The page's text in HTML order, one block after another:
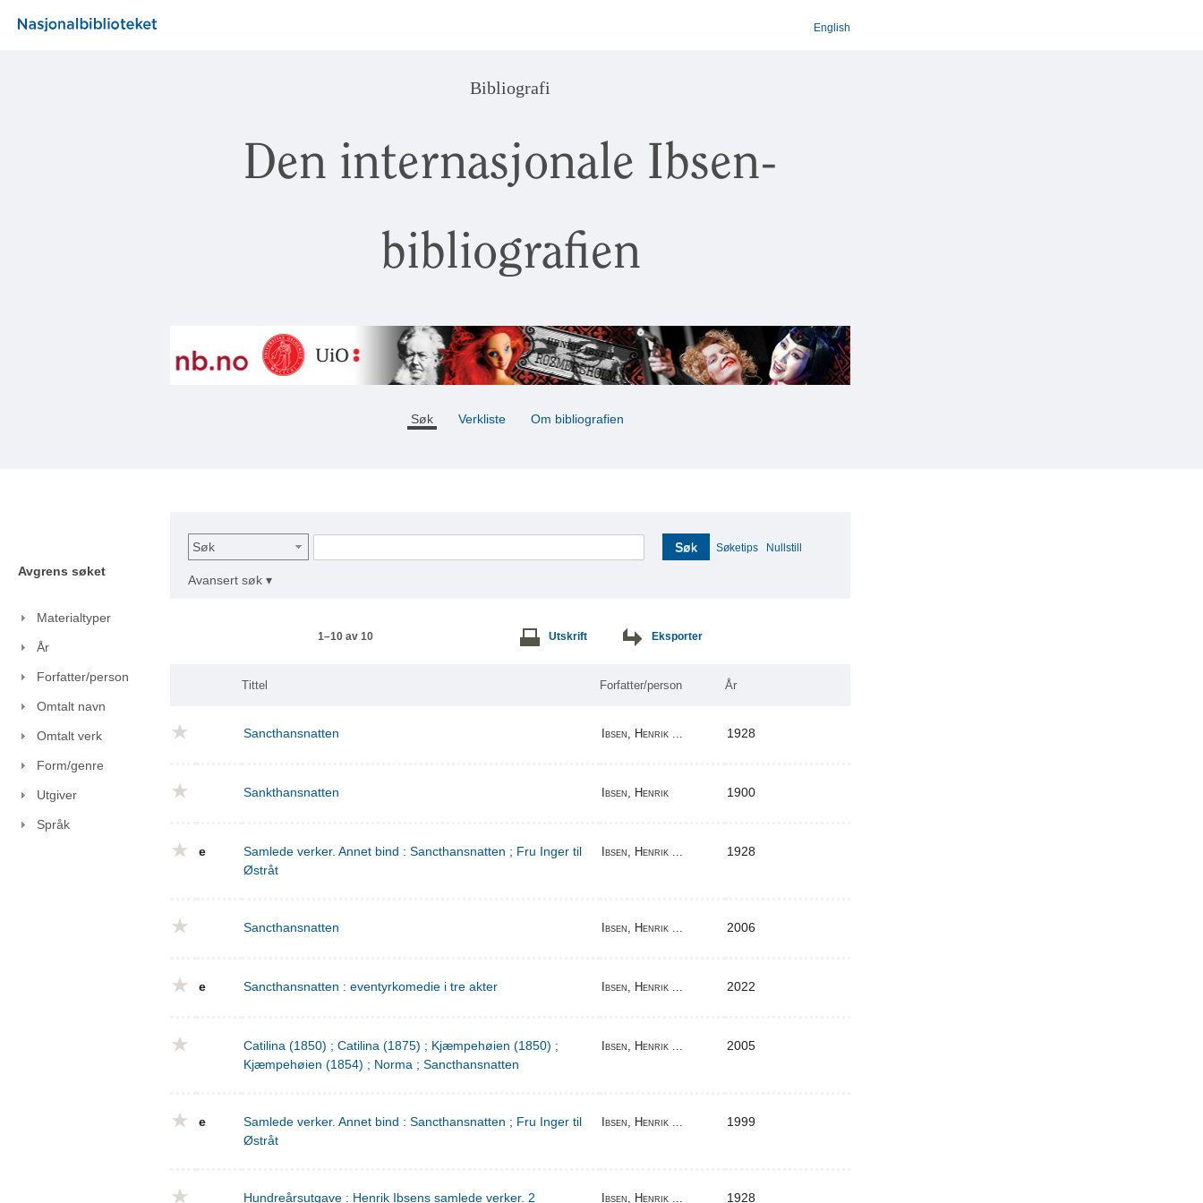
English
Bibliografi
Den internasjonale Ibsen-
bibliografien
Søk Verkliste Om bibliografien
Avgrens søket
Materialtyper
År
Forfatter/person
Omtalt navn
Omtalt verk
Form/genre
Utgiver
Språk
Søk Søk Søketips Nullstill
Avansert søk ▾
1–10 av 10 Utskrift Eksporter
Tittel Forfatter/person År
Sancthansnatten Ibsen, Henrik ... 1928
Sankthansnatten Ibsen, Henrik 1900
e
Samlede verker. Annet bind : Sancthansnatten ; Fru Inger til
Østråt
Ibsen, Henrik ... 1928
Sancthansnatten Ibsen, Henrik ... 2006
e Sancthansnatten : eventyrkomedie i tre akter Ibsen, Henrik ... 2022
Catilina (1850) ; Catilina (1875) ; Kjæmpehøien (1850) ;
Kjæmpehøien (1854) ; Norma ; Sancthansnatten
Ibsen, Henrik ... 2005
e
Samlede verker. Annet bind : Sancthansnatten ; Fru Inger til
Østråt
Ibsen, Henrik ... 1999
Hundreårsutgave : Henrik Ibsens samlede verker. 2 Ibsen, Henrik ... 1928